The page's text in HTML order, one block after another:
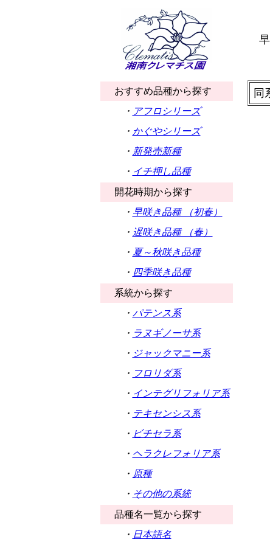
おすすめ品種から探す
・ アフロシリーズ
・ かぐやシリーズ
・ 新発売新種
・ イチ押し品種
開花時期から探す
・ 早咲き品種 （初春）
・ 遅咲き品種 （春）
・ 夏～秋咲き品種
・ 四季咲き品種
系統から探す
・ パテンス系
・ ラヌギノーサ系
・ ジャックマニー系
・ フロリダ系
・ インテグリフォリア系
・ テキセンシス系
・ ビチセラ系
・ ヘラクレフォリア系
・ 原種
・ その他の系統
品種名一覧から探す
・ 日本語名
同